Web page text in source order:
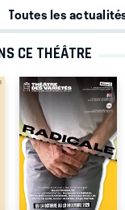
Toutes les
CE THÉÂTRE